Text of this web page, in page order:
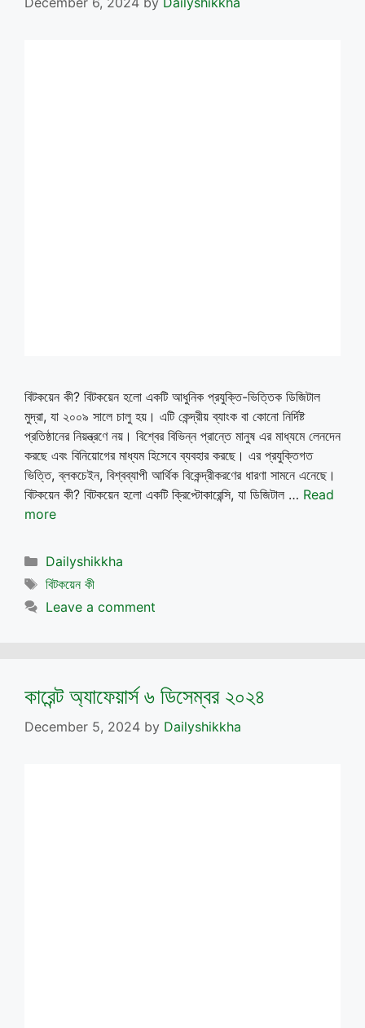
বিটকয়েন কী? বিটকয়েন হলো একটি আধুনিক প্রযুক্তি-ভিত্তিক ডিজিটাল
মুদ্রা, যা ২০০৯ সালে চালু হয়। এটি কেন্দ্রীয় ব্যাংক বা কোনো নির্দিষ্ট
প্রতিষ্ঠানের নিয়ন্ত্রণে নয়। বিশ্বের বিভিন্ন প্রান্তে মানুষ এর মাধ্যমে লেনদেন
করছে এবং বিনিয়োগের মাধ্যম হিসেবে ব্যবহার করছে। এর প্রযুক্তিগত
ভিত্তি, ব্লকচেইন, বিশ্বব্যাপী আর্থিক বিকেন্দ্রীকরণের ধারণা সামনে এনেছে।
বিটকয়েন কী? বিটকয়েন হলো একটি ক্রিপ্টোকারেন্সি, যা ডিজিটাল … Read
more
Categories
Dailyshikkha
Tags
বিটকয়েন কী
Leave a comment
কারেন্ট অ্যাফেয়ার্স ৬ ডিসেম্বর ২০২৪
December 5, 2024 by Dailyshikkha